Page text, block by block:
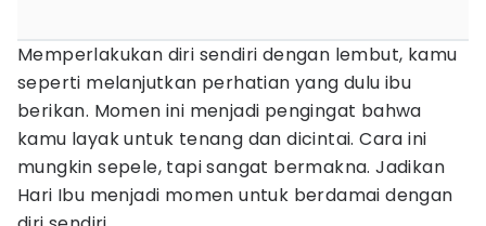
Memperlakukan diri sendiri dengan lembut, kamu
seperti melanjutkan perhatian yang dulu ibu
berikan. Momen ini menjadi pengingat bahwa
kamu layak untuk tenang dan dicintai. Cara ini
mungkin sepele, tapi sangat bermakna. Jadikan
Hari Ibu menjadi momen untuk berdamai dengan